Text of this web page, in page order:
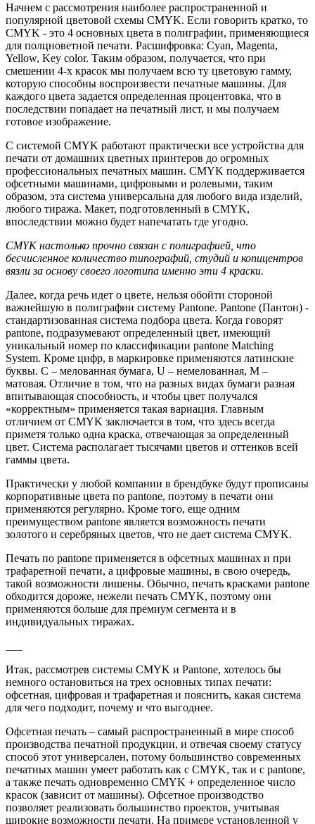
Начнем с рассмотрения наиболее распространенной и
популярной цветовой схемы CMYK. Если говорить кратко, то
CMYK - это 4 основных цвета в полиграфии, применяющиеся
для полцноветной печати. Расшифровка: Cyan, Magenta,
Yellow, Key color. Таким образом, получается, что при
смешении 4-х красок мы получаем всю ту цветовую гамму,
которую способны воспроизвести печатные машины. Для
каждого цвета задается определенная процентовка, что в
последствии попадает на печатный лист, и мы получаем
готовое изображение.
С системой CMYK работают практически все устройства для
печати от домашних цветных принтеров до огромных
профессиональных печатных машин. CMYK поддерживается
офсетными машинами, цифровыми и ролевыми, таким
образом, эта система универсальна для любого вида изделий,
любого тиража. Макет, подготовленный в CMYK,
впоследствии можно будет напечатать где угодно.
CMYK настолько прочно связан с полиграфией, что
бесчисленное количество типографий, студий и копицентров
вязли за основу своего логотипа именно эти 4 краски.
Далее, когда речь идет о цвете, нельзя обойти стороной
важнейшую в полиграфии систему Pantone. Pantone (Пантон) -
стандартизованная система подбора цвета. Когда говорят
pantone, подразумевают определенный цвет, имеющий
уникальный номер по классификации pantone Matching
System. Кроме цифр, в маркировке применяются латинские
буквы. С – мелованная бумага, U – немелованная, M –
матовая. Отличие в том, что на разных видах бумаги разная
впитывающая способность, и чтобы цвет получался
«корректным» применяется такая вариация. Главным
отличием от CMYK заключается в том, что здесь всегда
приметя только одна краска, отвечающая за определенный
цвет. Система располагает тысячами цветов и оттенков всей
гаммы цвета.
Практически у любой компании в брендбуке будут прописаны
корпоративные цвета по pantone, поэтому в печати они
применяются регулярно. Кроме того, еще одним
преимуществом pantone является возможность печати
золотого и серебряных цветов, что не дает система CMYK.
Печать по pantone применяется в офсетных машинах и при
трафаретной печати, а цифровые машины, в свою очередь,
такой возможности лишены. Обычно, печать красками pantone
обходится дороже, нежели печать CMYK, поэтому они
применяются больше для премиум сегмента и в
индивидуальных тиражах.
Итак, рассмотрев системы CMYK и Pantone, хотелось бы
немного остановиться на трех основных типах печати:
офсетная, цифровая и трафаретная и пояснить, какая система
для чего подходит, почему и что выгоднее.
Офсетная печать – самый распространенный в мире способ
производства печатной продукции, и отвечая своему статусу
способ этот универсален, потому большинство современных
печатных машин умеет работать как с CMYK, так и с pantone,
а также печать одновременно CMYK + определенное число
красок (зависит от машины). Офсетное производство
позволяет реализовать большинство проектов, учитывая
широкие возможности печати. На примере установленной у